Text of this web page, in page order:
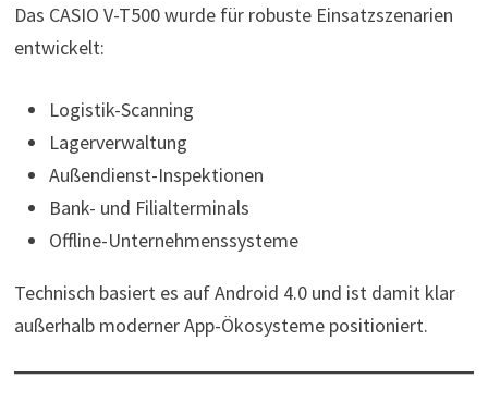
Das CASIO V-T500 wurde für robuste Einsatzszenarien
entwickelt:
Logistik-Scanning
Lagerverwaltung
Außendienst-Inspektionen
Bank- und Filialterminals
Offline-Unternehmenssysteme
Technisch basiert es auf Android 4.0 und ist damit klar
außerhalb moderner App-Ökosysteme positioniert.